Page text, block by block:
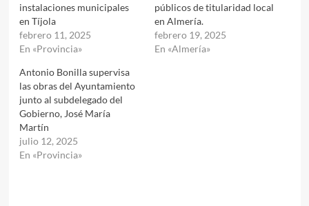
instalaciones municipales
en Tíjola
febrero 11, 2025
En «Provincia»
públicos de titularidad local
en Almería.
febrero 19, 2025
En «Almería»
Antonio Bonilla supervisa
las obras del Ayuntamiento
junto al subdelegado del
Gobierno, José María
Martín
julio 12, 2025
En «Provincia»